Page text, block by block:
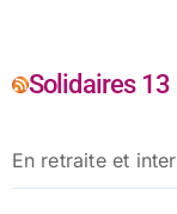
Solidaires 13
En retraite et